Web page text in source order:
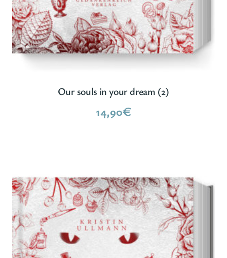
Our souls in your dream (2)
14,90€